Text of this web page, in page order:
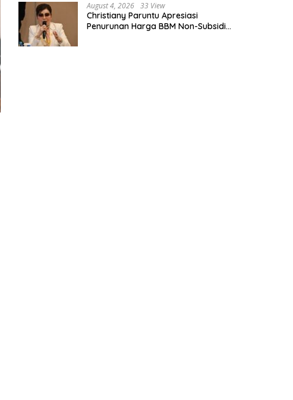
August 4, 2026 33 View
Christiany Paruntu Apresiasi
Penurunan Harga BBM Non-Subsidi,